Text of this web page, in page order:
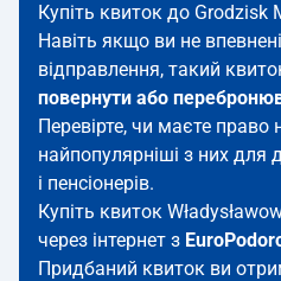
Купіть квиток до Grodzisk
Навіть якщо ви не
відправлення, такий
повернути або
Перевірте, чи маєте право
найпопулярніші з них для
і пенсіонерів.
Купіть квиток
через інтернет з
Придбаний квиток ви